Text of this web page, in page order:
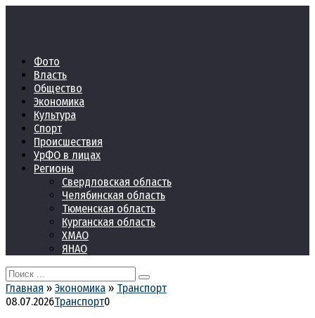
Фото
Власть
Общество
Экономика
Культура
Спорт
Происшествия
УрФО в лицах
Регионы
Свердловская область
Челябинская область
Тюменская область
Курганская область
ХМАО
ЯНАО
Search
for:
Главная » Экономика » Транспорт
08.07.2026Транспорт0